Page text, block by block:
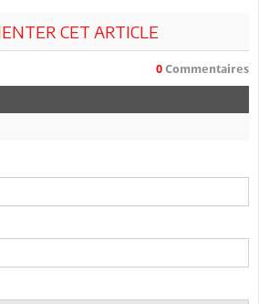
CET ARTICLE
0 Commentaires